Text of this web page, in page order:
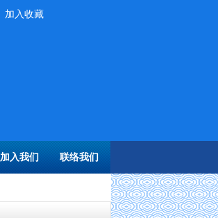
加入收藏
加入我们 联络我们